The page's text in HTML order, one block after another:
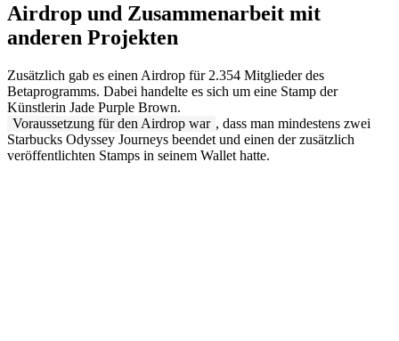
Airdrop und Zusammenarbeit mit
anderen Projekten
Zusätzlich gab es einen Airdrop für 2.354 Mitglieder des
Betaprogramms. Dabei handelte es sich um eine Stamp der
Künstlerin Jade Purple Brown.
Voraussetzung für den Airdrop war , dass man mindestens zwei
Starbucks Odyssey Journeys beendet und einen der zusätzlich
veröffentlichten Stamps in seinem Wallet hatte.